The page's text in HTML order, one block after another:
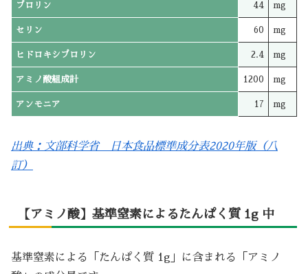
プロリン 44 mg
セリン 60 mg
ヒドロキシプロリン 2.4 mg
アミノ酸組成計 1200 mg
アンモニア 17 mg
出典：文部科学省 日本食品標準成分表2020年版（八
訂）
【アミノ酸】基準窒素によるたんぱく質 1g 中
基準窒素による「たんぱく質 1g」に含まれる「アミノ